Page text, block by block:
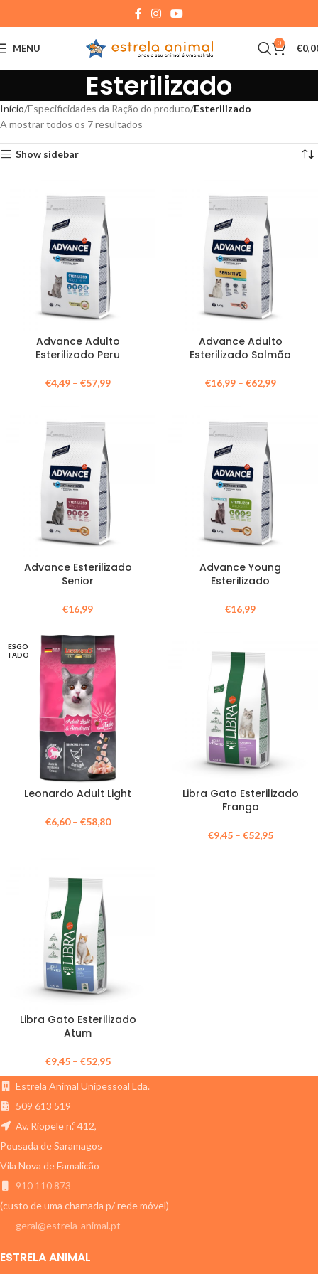
MENU 0 €
Esterilizado
Início Especificidades da Ração do produto Esterilizado
A mostrar todos os 7 resultados
Show sidebar
Advance Adulto
Esterilizado Peru
€4,49– €57,99
Advance Adulto
Esterilizado Salmão
€16,99– €62,99
Advance Esterilizado
Senior
€16,99
Advance Young
Esterilizado
€16,99
ESGO
TADO
Leonardo Adult Light
€6,60– €58,80
Libra Gato Esterilizado
Frango
€9,45– €52,95
Libra Gato Esterilizado
Atum
€9,45– €52,95
Estrela Animal Unipessoal Lda.
509 613 519
Av. Riopele n.º 412,
Pousada de Saramagos
Vila Nova de Famalicão
910 110 873
(custo de uma chamada p/ rede móvel)
geral@estrela-animal.pt
ESTRELA ANIMAL